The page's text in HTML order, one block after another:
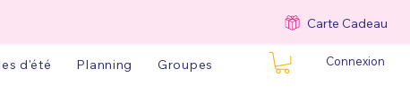
Carte Cadeau
d'été Planning Groupes Connexion